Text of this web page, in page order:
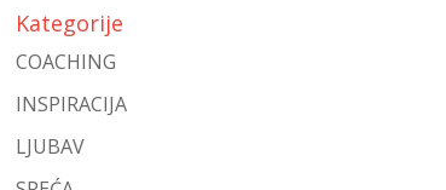
Kategorije
COACHING
INSPIRACIJA
LJUBAV